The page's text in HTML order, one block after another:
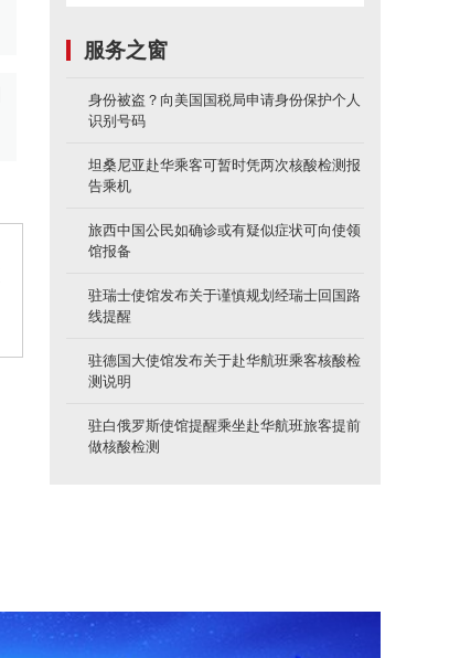
服务之窗
身份被盗？向美国国税局申请身份保护个人
识别号码
坦桑尼亚赴华乘客可暂时凭两次核酸检测报
告乘机
旅西中国公民如确诊或有疑似症状可向使领
馆报备
驻瑞士使馆发布关于谨慎规划经瑞士回国路
线提醒
驻德国大使馆发布关于赴华航班乘客核酸检
测说明
驻白俄罗斯使馆提醒乘坐赴华航班旅客提前
做核酸检测